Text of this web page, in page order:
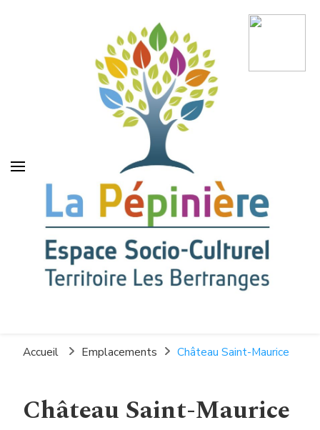
La Pépinière Espace
Socio-Culturel
Socio-Culturel
Accueil Emplacements Château Saint-Maurice
Château Saint-Maurice